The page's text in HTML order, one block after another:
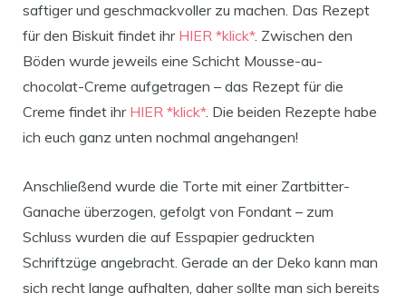
saftiger und geschmackvoller zu machen. Das Rezept
für den Biskuit findet ihr HIER *klick*. Zwischen den
Böden wurde jeweils eine Schicht Mousse-au-
chocolat-Creme aufgetragen – das Rezept für die
Creme findet ihr HIER *klick*. Die beiden Rezepte habe
ich euch ganz unten nochmal angehangen!
Anschließend wurde die Torte mit einer Zartbitter-
Ganache überzogen, gefolgt von Fondant – zum
Schluss wurden die auf Esspapier gedruckten
Schriftzüge angebracht. Gerade an der Deko kann man
sich recht lange aufhalten, daher sollte man sich bereits